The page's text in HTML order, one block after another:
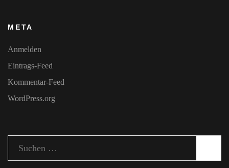
META
Anmelden
Eintrags-Feed
Kommentar-Feed
WordPress.org
Suchen
nach: